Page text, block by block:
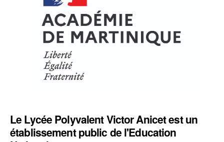
Le Lycée Polyvalent Victor Anicet est un
établissement public de l'Education